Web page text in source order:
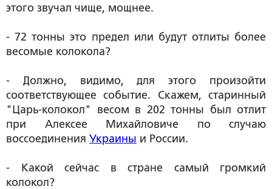
этого звучал чище, мощнее.
- 72 тонны это предел или будут отлиты более
весомые колокола?
- Должно, видимо, для этого произойти
соответствующее событие. Скажем, старинный
"Царь-колокол" весом в 202 тонны был отлит
при Алексее Михайловиче по случаю
воссоединения Украины и России.
- Какой сейчас в стране самый громкий
колокол?